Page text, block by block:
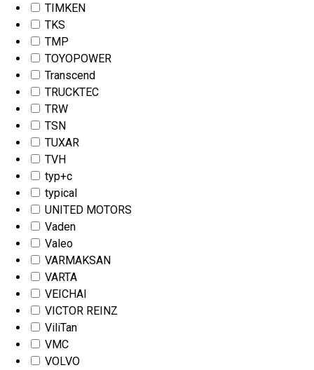
TIMKEN
TKS
TMP
TOYOPOWER
Transcend
TRUCKTEC
TRW
TSN
TUXAR
TVH
typ+c
typical
UNITED MOTORS
Vaden
Valeo
VARMAKSAN
VARTA
VEICHAI
VICTOR REINZ
ViliTan
VMC
VOLVO